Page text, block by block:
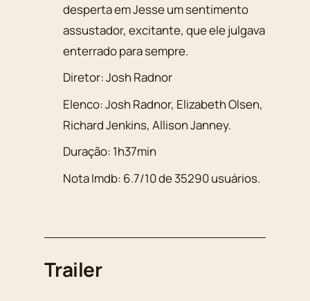
desperta em Jesse um sentimento
assustador, excitante, que ele julgava
enterrado para sempre.
Diretor:Josh Radnor
Elenco:Josh Radnor, Elizabeth Olsen,
Richard Jenkins,Allison Janney.
Duração: 1h37min
Nota Imdb: 6.7/10de35290usuários.
Trailer